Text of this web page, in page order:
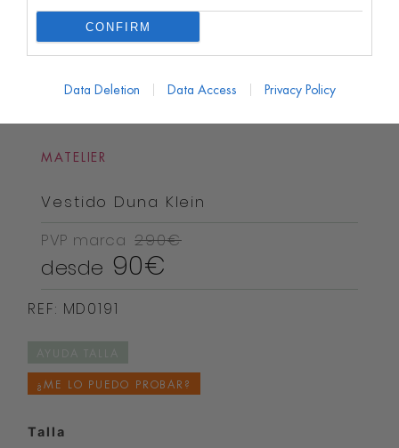
CONFIRM
Data Deletion Data Access Privacy Policy
MATELIER
Vestido Duna Klein
PVP marca 290€
desde 90€
REF: MD0191
¿ME LO PUEDO PROBAR?
Talla